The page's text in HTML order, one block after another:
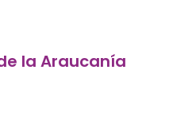
la Araucanía